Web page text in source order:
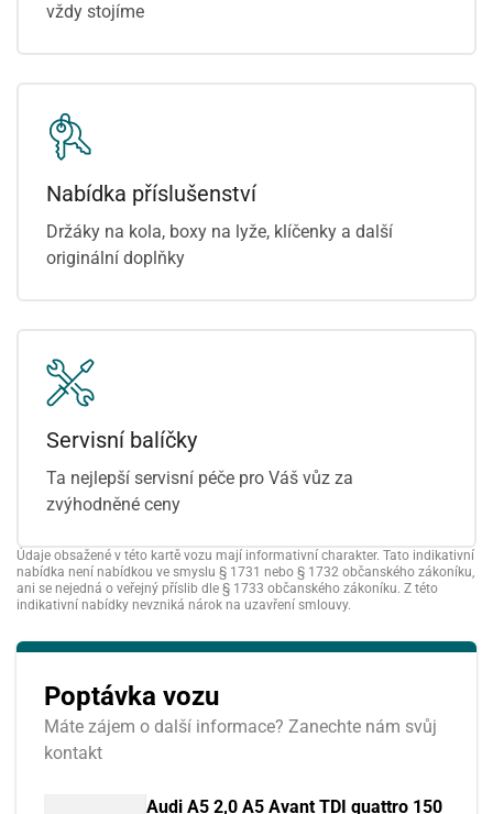
vždy stojíme
Nabídka příslušenství
Držáky na kola, boxy na lyže, klíčenky a další
originální doplňky
Servisní balíčky
Ta nejlepší servisní péče pro Váš vůz za
zvýhodněné ceny
Údaje obsažené v této kartě vozu mají informativní charakter. Tato indikativní
nabídka není nabídkou ve smyslu § 1731 nebo § 1732 občanského zákoníku,
ani se nejedná o veřejný příslib dle § 1733 občanského zákoníku. Z této
indikativní nabídky nevzniká nárok na uzavření smlouvy.
Poptávka vozu
Máte zájem o další informace? Zanechte nám svůj
kontakt
Audi A5 2,0 A5 Avant TDI quattro 150